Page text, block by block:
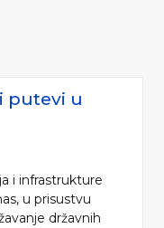
putevi u
i infrastrukture
u prisustvu
državnih